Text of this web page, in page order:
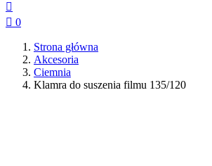

 0
Strona główna
Akcesoria
Ciemnia
Klamra do suszenia filmu 135/120